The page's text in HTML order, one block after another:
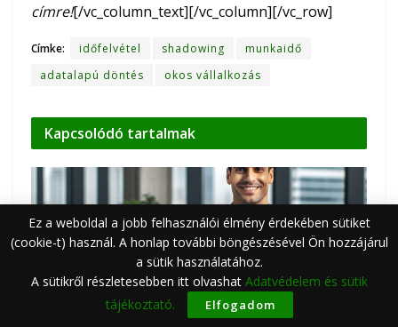
címre![/vc_column_text][/vc_column][/vc_row]
Címke: időfelvétel shadowing
munkaidő
adatalapú döntés
okos vállalkozás
Kapcsolódó tartalmak
Ez a weboldal a jobb felhasználói élmény érdekében sütiket
(cookie-t) használ. A honlap további böngészésével Ön hozzájárul
a sütik használatához.
A sütikről részletesebben itt olvashat Adatvédelem és sütik
tájékoztató.
Elfogadom